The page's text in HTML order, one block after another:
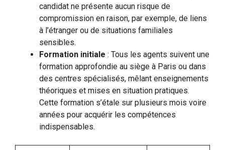
candidat ne présente aucun risque de
compromission en raison, par exemple, de liens
à l’étranger ou de situations familiales
sensibles.
Formation initiale : Tous les agents suivent une
formation approfondie au siège à Paris ou dans
des centres spécialisés, mêlant enseignements
théoriques et mises en situation pratiques.
Cette formation s’étale sur plusieurs mois voire
années pour acquérir les compétences
indispensables.